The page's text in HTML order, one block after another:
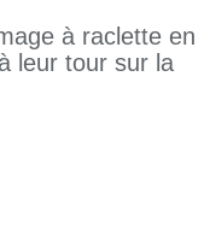
à raclette en
leur tour sur la